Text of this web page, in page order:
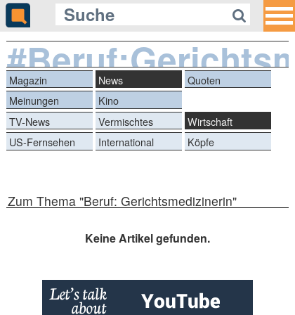
Magazin News
Quoten
Meinungen
Kino
TV-News
Vermischtes
Wirtschaft
US-Fernsehen
International Köpfe
Zum Thema "Beruf: Gerichtsmedizinerin"
Keine Artikel gefunden.